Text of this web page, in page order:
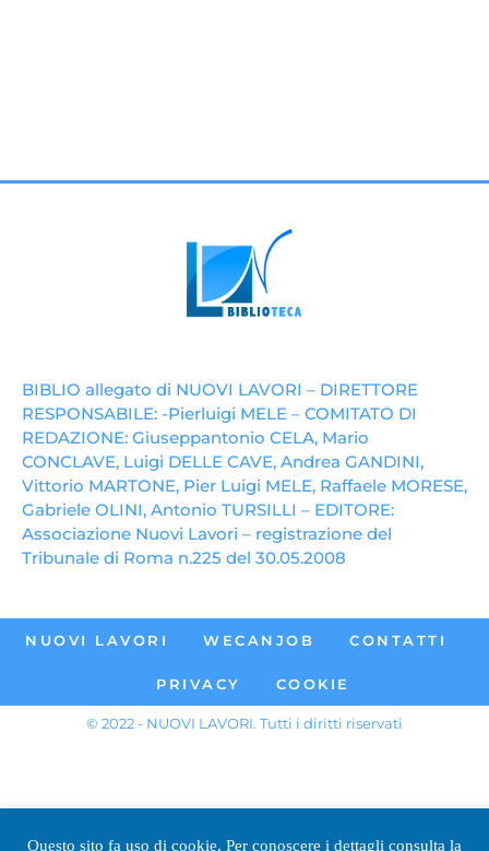
BIBLIO allegato di NUOVI LAVORI – DIRETTORE
RESPONSABILE: -Pierluigi MELE – COMITATO DI
REDAZIONE: Giuseppantonio CELA, Mario
CONCLAVE, Luigi DELLE CAVE, Andrea GANDINI,
Vittorio MARTONE, Pier Luigi MELE, Raffaele MORESE,
Gabriele OLINI, Antonio TURSILLI – EDITORE:
Associazione Nuovi Lavori – registrazione del
Tribunale di Roma n.225 del 30.05.2008
NUOVI LAVORI WECANJOB CONTATTI
PRIVACY COOKIE
© 2022 - NUOVI LAVORI. Tutti i diritti riservati
Questo sito fa uso di cookie. Per conoscere i dettagli consulta la